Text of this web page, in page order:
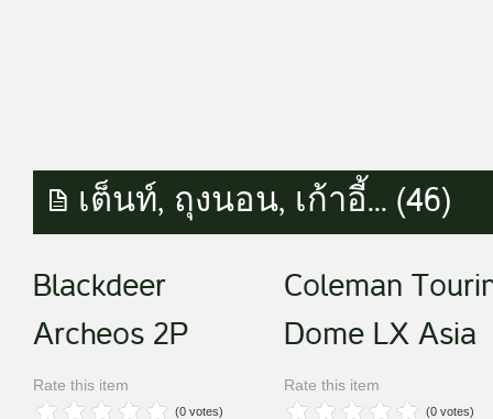
เต็นท์, ถุงนอน, เก้าอี้... (46)
Blackdeer
Archeos 2P
Rate this item
(0 votes)
Coleman
Dome LX Asia
Rate this item
(0 votes)